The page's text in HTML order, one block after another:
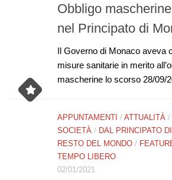
Obbligo
nel Principato di
​Il Governo di Monaco aveva
misure sanitarie in merito
mascherine lo scorso ​28/09/
APPUNTAMENTI / ATTUALITÀ /
SOCIETÀ / DAL PRINCIPATO
RESTO DEL MONDO /
TEMPO LIBERO
02/01/2021